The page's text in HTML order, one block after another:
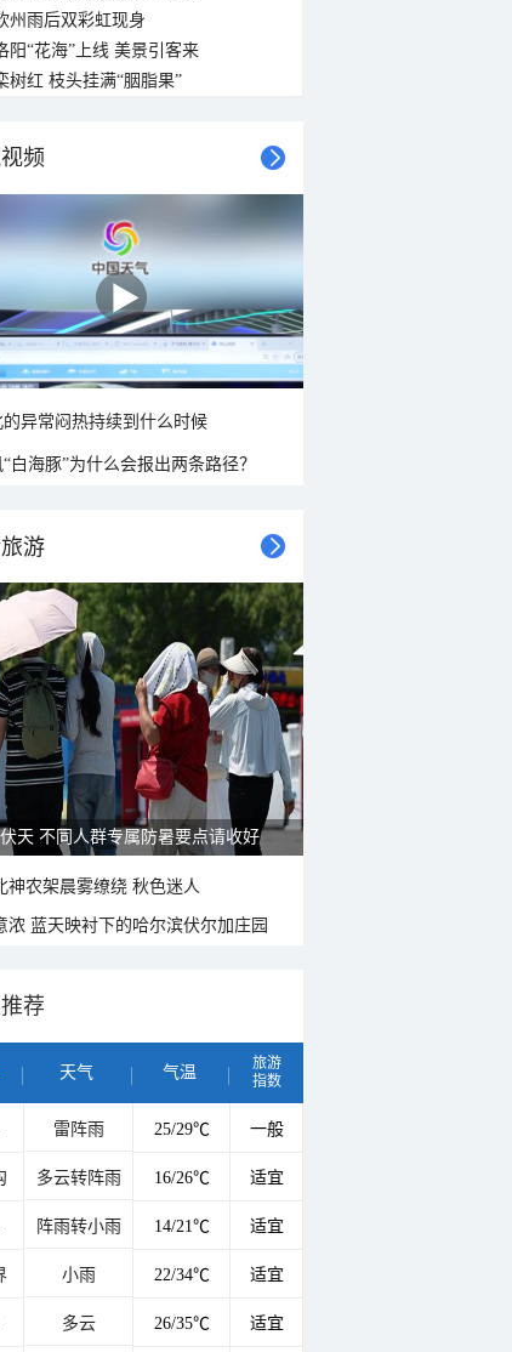
州雨后双彩虹现身
阳“花海”上线 美景引客来
树红 枝头挂满“胭脂果”
频
的异常闷热持续到什么时候
白海豚”为什么会报出两条路径？
游
天 不同人群专属防暑要点请收好
神农架晨雾缭绕 秋色迷人
浓 蓝天映衬下的哈尔滨伏尔加庄园
荐
天气 气温
旅游
指数
雷阵雨 25/29℃ 一般
多云转阵雨 16/26℃ 适宜
阵雨转小雨 14/21℃ 适宜
小雨 22/34℃ 适宜
多云 26/35℃ 适宜